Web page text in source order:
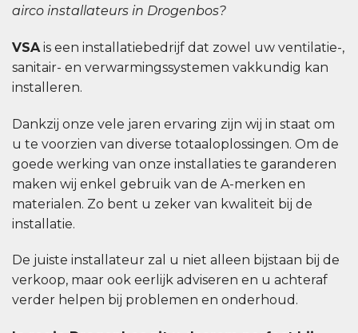
airco installateurs in Drogenbos?
VSAis een installatiebedrijf dat zowel uw ventilatie-,
sanitair- en verwarmingssystemen vakkundig kan
installeren.
Dankzij onze vele jaren ervaring zijn wij in staat om
u te voorzien van diverse totaaloplossingen. Om de
goede werking van onze installaties te garanderen
maken wij enkel gebruik van de A-merken en
materialen. Zo bent u zeker van kwaliteit bij de
installatie.
De juiste installateur zal u niet alleen bijstaan bij de
verkoop, maar ook eerlijk adviseren en u achteraf
verder helpen bij problemen en onderhoud.